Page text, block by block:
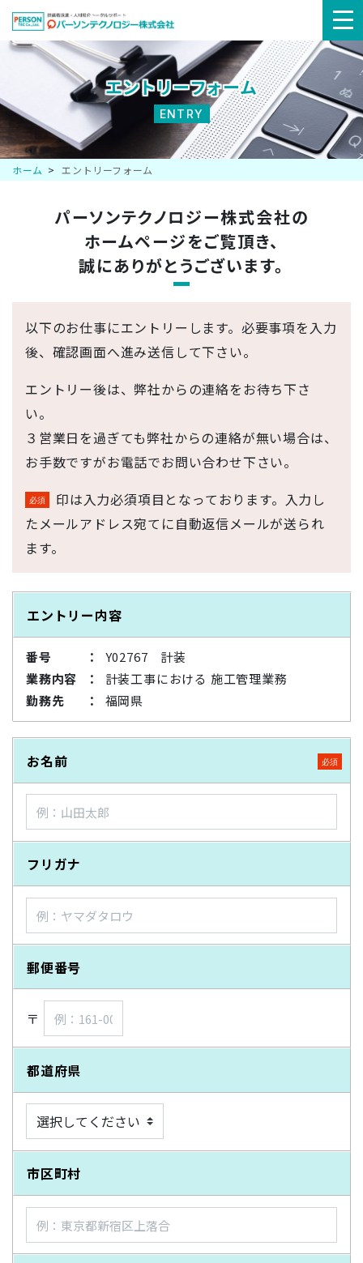
エントリーフォーム
ENTRY
ホーム エントリーフォーム
パーソンテクノロジー株式会社の
ホームページをご覧頂き、
誠にありがとうございます。
以下のお仕事にエントリーします。必要事項を入力
後、確認画面へ進み送信して下さい。
エントリー後は、弊社からの連絡をお待ち下さ
い。
３営業日を過ぎても弊社からの連絡が無い場合は、
お手数ですがお電話でお問い合わせ下さい。
印は入力必須項目となっております。入力し
たメールアドレス宛てに自動返信メールが送られ
ます。
エントリー内容
番号
Y02767 計装
業務内容
計装工事における 施工管理業務
勤務先
福岡県
お名前
フリガナ
郵便番号
〒
都道府県
市区町村
メ
ュ
ー